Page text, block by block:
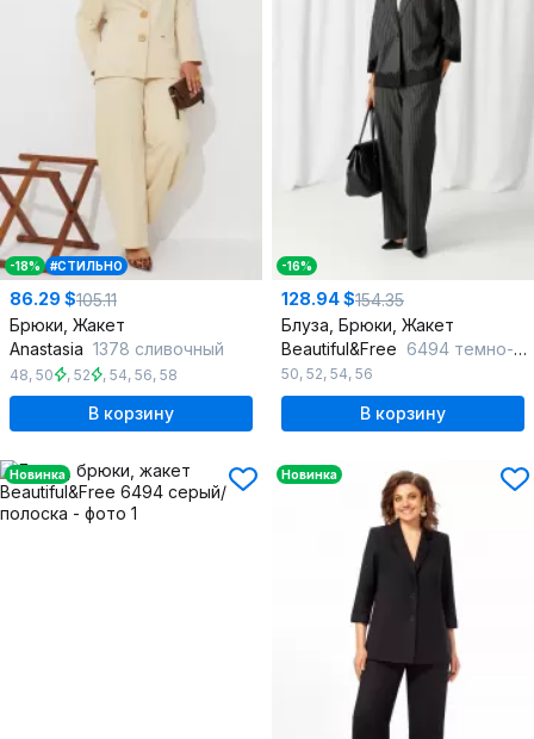
-18% #СТИЛЬНО
86.29 $105.11
Брюки, Жакет
Anastasia 1378 сливочный
48, 50 , 52 , 54, 56, 58
В корзину
-16%
128.94 $154.35
Блуза, Брюки, Жакет
Beautiful&Free 6494 темно-серый/полоска
50, 52, 54, 56
В корзину
Новинка Новинка